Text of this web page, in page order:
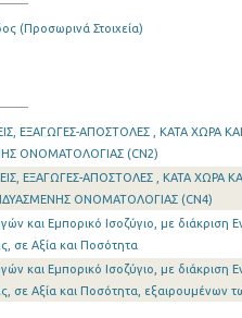
(Προσωρινά Στοιχεία)
ΕΞΑΓΩΓΕΣ-ΑΠΟΣΤΟΛΕΣ , ΚΑΤΑ ΧΩΡΑ
ΟΝΟΜΑΤΟΛΟΓΙΑΣ (CN2)
ΕΞΑΓΩΓΕΣ-ΑΠΟΣΤΟΛΕΣ , ΚΑΤΑ ΧΩΡΑ
ΟΝΟΜΑΤΟΛΟΓΙΑΣ (CN4)
και Εμπορικό Ισοζύγιο, με διάκριση
σε Αξία και Ποσότητα
και Εμπορικό Ισοζύγιο, με διάκριση
σε Αξία και Ποσότητα, εξαιρουμένων